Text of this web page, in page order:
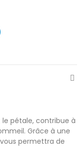
pétale, contribue à
Grâce à une
permettra de